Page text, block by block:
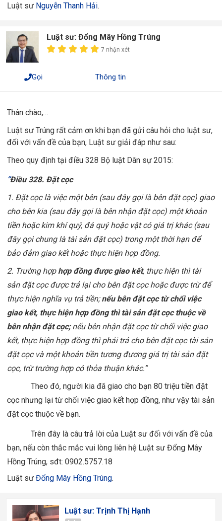
Luật sư Nguyễn Thanh Hải.
Luật sư: Đổng Mây Hồng Trúng
7 nhận xét
Gọi Thông tin
Thân chào,…
Luật sư Trúng rất cảm ơn khi bạn đã gửi câu hỏi cho luật sư,
đối với vấn đề của bạn, Luật sư giải đáp như sau:
Theo quy định tại điều 328 Bộ luật Dân sự 2015:
“Điều 328. Đặt cọc
1. Đặt cọc là việc một bên (sau đây gọi là bên đặt cọc) giao
cho bên kia (sau đây gọi là bên nhận đặt cọc) một khoản
tiền hoặc kim khí quý, đá quý hoặc vật có giá trị khác (sau
đây gọi chung là tài sản đặt cọc) trong một thời hạn để
bảo đảm giao kết hoặc thực hiện hợp đồng.
2. Trường hợp hợp đồng được giao kết, thực hiện thì tài
sản đặt cọc được trả lại cho bên đặt cọc hoặc được trừ để
thực hiện nghĩa vụ trả tiền;nếu bên đặt cọc từ chối việc
giao kết, thực hiện hợp đồng thì tài sản đặt cọc thuộc về
bên nhận đặt cọc;nếu bên nhận đặt cọc từ chối việc giao
kết, thực hiện hợp đồng thì phải trả cho bên đặt cọc tài sản
đặt cọc và một khoản tiền tương đương giá trị tài sản đặt
cọc, trừ trường hợp có thỏa thuận khác.”
Theo đó, người kia đã giao cho bạn 80 triệu tiền đặt
cọc nhưng lại từ chối việc giao kết hợp đồng, như vậy tài sản
đặt cọc thuộc về bạn.
Trên đây là câu trả lời của Luật sư đối với vấn đề của
bạn, nếu còn thắc mắc vui lòng liên hệ Luật sư Đổng Mây
Hồng Trúng, sđt: 0902.5757.18
Luật sư Đổng Mây Hồng Trúng.
Luật sư: Trịnh Thị Hạnh